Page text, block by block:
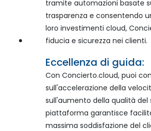
tramite automazioni basate
trasparenza e consentendo
loro investimenti cloud,
fiducia e sicurezza nei clienti.
Eccellenza di guida:
Con Concierto.cloud, puoi
sull'accelerazione della
sull'aumento della qualità del
piattaforma garantisce
massima soddisfazione del